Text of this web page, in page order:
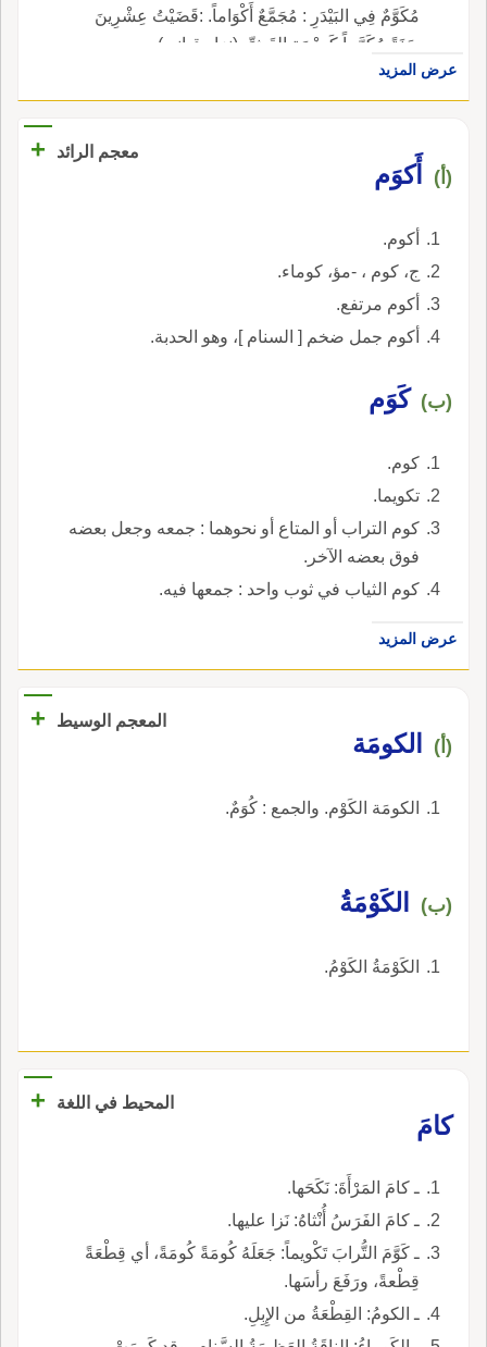
مُكَوَّمٌ فِي البَيْدَرِ : مُجَمَّعٌ أَكْوَاماً. :قَضَيْتُ عِشْرِينَ
سَنَةً مُكَوَّماً كَرِزْمَةِ القَشِّ. (نزار قباني).
عرض المزيد
معجم الرائد +
(أ) أَكوَم
أكوم.
ج، كوم ، -مؤ، كوماء.
أكوم مرتفع.
أكوم جمل ضخم [ السنام ]، وهو الحدبة.
(ب) كَوَم
كوم.
تكويما.
كوم التراب أو المتاع أو نحوهما : جمعه وجعل بعضه
فوق بعضه الآخر.
كوم الثياب في ثوب واحد : جمعها فيه.
عرض المزيد
المعجم الوسيط +
(أ) الكومَة
الكومَة الكَوْم. والجمع : كُوَمٌ.
(ب) الكَوْمَةُ
الكَوْمَةُ الكَوْمُ.
المحيط في اللغة
+
كامَ
ـ كامَ المَرْأَةَ: نَكَحَها.
ـ كامَ الفَرَسُ أُنْثاهُ: نَزا عليها.
ـ كَوَّمَ التُّرابَ تَكْويماً: جَعَلَهُ كُومَةً كُومَةً، أي قِطْعَةً
قِطْعةً، ورَفَعَ رأسَها.
ـ الكومُ: القِطْعَةُ من الإِبِلِ.